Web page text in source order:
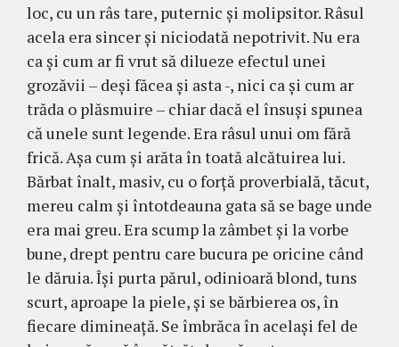
loc, cu un râs tare, puternic şi molipsitor. Râ­sul
acela era sincer şi niciodată nepotrivit. Nu era
ca şi cum ar fi vrut să dilueze efectul unei
grozăvii – deşi făcea şi asta -, nici ca şi cum ar
trăda o plăsmu­ire – chiar dacă el însuşi spunea
că unele sunt legende. Era râsul unui om fără
frică. Aşa cum şi arăta în toată alcă­tuirea lui.
Bărbat înalt, masiv, cu o forţă proverbială, tăcut,
mereu calm şi întotdeauna gata să se bage unde
era mai greu. Era scump la zâmbet şi la vorbe
bune, drept pentru care bucura pe oricine când
le dă­ruia. Îşi purta părul, odinioară blond, tuns
scurt, aproa­pe la piele, şi se bărbierea os, în
fiecare dimi­neaţă. Se îmbrăca în acelaşi fel de